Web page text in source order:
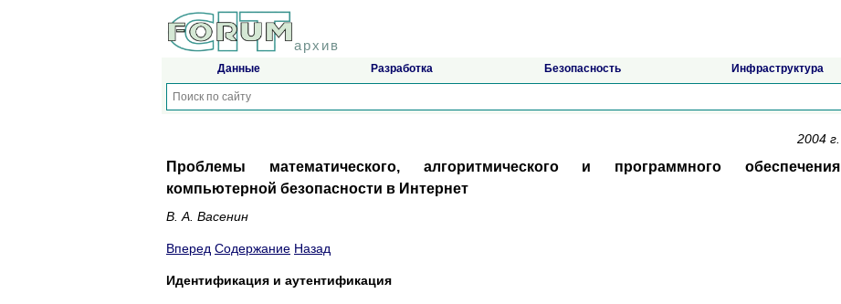
архив
Данные Разработка Безопасность Инфраструктура
2004 г.
Проблемы математического, алгоритмического и программного обеспечения
компьютерной безопасности в Интернет
В. А. Васенин
Вперед Содержание Назад
Идентификация и аутентификация